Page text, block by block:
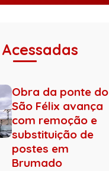
Obra da ponte do
São Félix avança
com remoção e
substituição de
postes em
Brumado